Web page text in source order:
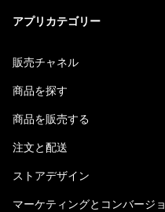
アプリカテゴリー
販売チャネル
商品を探す
商品を販売する
注文と配送
ストアデザイン
マーケティングとコンバージョ